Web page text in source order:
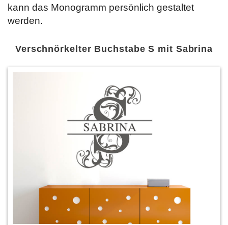
kann das Monogramm persönlich gestaltet
werden.
Verschnörkelter Buchstabe S mit Sabrina